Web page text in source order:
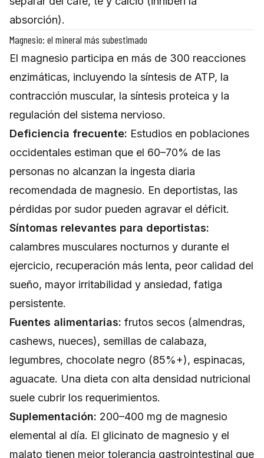
absorción).
Magnesio: el mineral más subestimado
El magnesio participa en más de 300 reacciones
enzimáticas, incluyendo la síntesis de ATP, la
contracción muscular, la síntesis proteica y la
regulación del sistema nervioso.
Deficiencia frecuente: Estudios en poblaciones
occidentales estiman que el 60–70% de las
personas no alcanzan la ingesta diaria
recomendada de magnesio. En deportistas, las
pérdidas por sudor pueden agravar el déficit.
Síntomas relevantes para deportistas:
calambres musculares nocturnos y durante el
ejercicio, recuperación más lenta, peor calidad del
sueño, mayor irritabilidad y ansiedad, fatiga
persistente.
Fuentes alimentarias: frutos secos (almendras,
cashews, nueces), semillas de calabaza,
legumbres, chocolate negro (85%+), espinacas,
aguacate. Una dieta con alta densidad nutricional
suele cubrir los requerimientos.
Suplementación: 200–400 mg de magnesio
elemental al día. El glicinato de magnesio y el
malato tienen mejor tolerancia gastrointestinal que